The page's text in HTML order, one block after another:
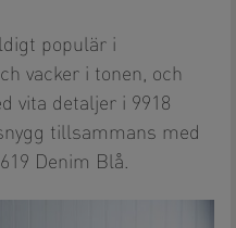
populär i
vacker i tonen, och
vita detaljer i 9918
tillsammans med
Denim Blå.